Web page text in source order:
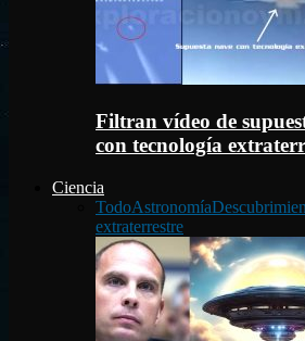
Filtran vídeo de
con tecnología
Ciencia
TodoAstronomía
extraterrestre